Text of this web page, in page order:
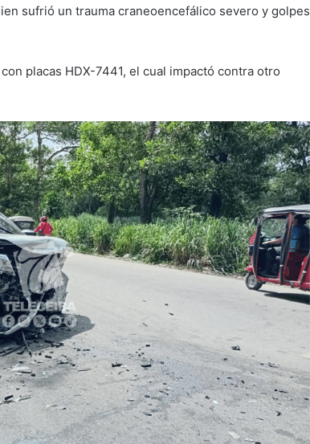
sufrió un trauma craneoencefálico severo y golpes
placas HDX-7441, el cual impactó contra otro